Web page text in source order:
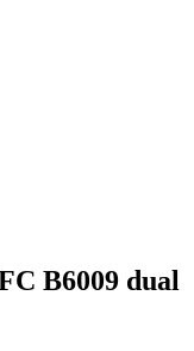
B6009 dual